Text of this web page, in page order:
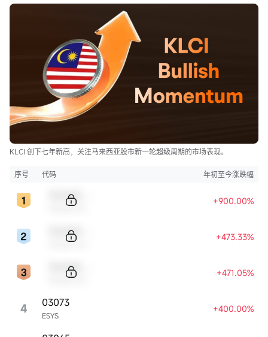
KLCI 创下七年新高，关注马来西亚股市新一轮超级周期的市场表现。
序号 代码 年初至今涨跌幅
+900.00%
+473.33%
+471.05%
4 ESYS
03073 +400.00%